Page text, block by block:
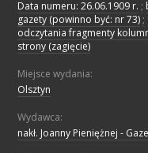
Data numeru: 26.06.1909 r. ;
gazety (powinno być: nr 73) ;
odczytania fragmenty
strony (zagięcie)
Miejsce wydania:
Olsztyn
Wydawca:
nakł. Joanny Pieniężnej -